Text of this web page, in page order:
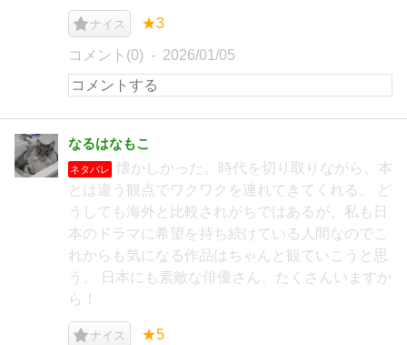
ナイス ★3
コメント(0) 2026/01/05
なるはなもこ
ネタバレ
懐かしかった。時代を切り取りながら、本
とは違う観点でワクワクを連れてきてくれる。 ど
うしても海外と比較されがちではあるが、私も日
本のドラマに希望を持ち続けている人間なのでこ
れからも気になる作品はちゃんと観ていこうと思
う。 日本にも素敵な俳優さん、たくさんいますか
ら！
ナイス ★5